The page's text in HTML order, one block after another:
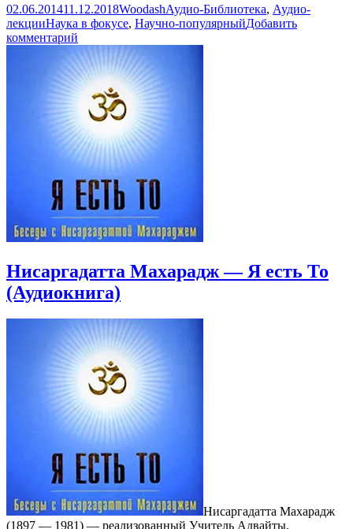
фокусе:
Можно
Опубликовано
02.06.201411.12.2018Автор
WoodashРубрики
Аудио-Библиотека, Аудио-
лекцииМетки
Наука в фокусе, Научно-популярныйДобавить
комментарий
записи
Наука
в
фокусе:
Можно
ли
избежать
старения
(радио
Эхо
Москвы)
Нисаргадатта Махарадж — Я есть То
(Аудиокнига)
Нисаргадатта Махарадж
(1897 — 1981) — реализованный Учитель Адвайты.